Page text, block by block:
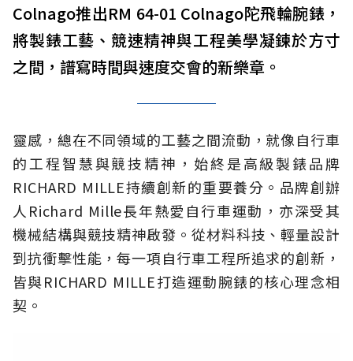
Colnago推出RM 64-01 Colnago陀飛輪腕錶，
將製錶工藝、競速精神與工程美學凝鍊於方寸
之間，譜寫時間與速度交會的新樂章。
靈感，總在不同領域的工藝之間流動，就像自行車
的工程智慧與競技精神，始終是高級製錶品牌
RICHARD MILLE持續創新的重要養分。品牌創辦
人Richard Mille長年熱愛自行車運動，亦深受其
機械結構與競技精神啟發。從材料科技、輕量設計
到抗衝擊性能，每一項自行車工程所追求的創新，
皆與RICHARD MILLE打造運動腕錶的核心理念相
契。